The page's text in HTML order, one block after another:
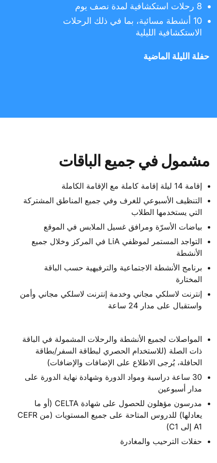
8 رحلات استكشافية لمدة نصف يوم
10 أنشطة مسائية، بما في ذلك الرحلات
الاستكشافية الليلية
حفلة الليلة الماضية
مشمول في جميع الباقات
إقامة 14 ليلة إقامة كاملة مع الإقامة الكاملة
التنظيف الأسبوعي للغرف وفي جميع المناطق المشتركة
التي يستخدمها الطلاب
بياضات الأسرّة ومرافق غسيل الملابس في الموقع
التواجد المستمر لموظفي LiA في المركز وخلال جميع
الأنشطة
برنامج الأنشطة الاجتماعية والترفيهية حسب الباقة
المختارة
إنترنت لاسلكي مجاني وخدمة إنترنت لاسلكي مجاني وأمن
واستقبال على مدار 24 ساعة
المواصلات لجميع الأنشطة والرحلات المشمولة في الباقة
ذات الصلة (للاستخدام الحصري لبطاقة السفر/بطاقة
الحافلة، يُرجى الاطلاع على الإضافات والإضافات)
30 ساعة دراسية ومواد الدورة وشهادة نهاية الدورة على
مدار أسبوعين
مدرسون مؤهلون للحصول على شهادة CELTA (أو ما
يعادلها) للدروس المتاحة على جميع المستويات (من CEFR
A1 إلى C1)
حفلات الترحيب والمغادرة